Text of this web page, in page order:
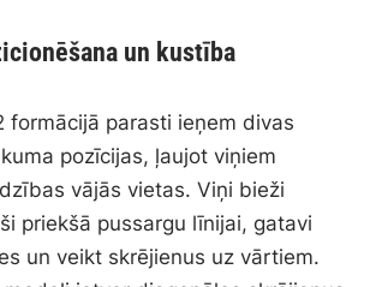
un kustība
formācijā parasti ieņem divas
pozīcijas, ļaujot viņiem
vājās vietas. Viņi bieži
priekšā pussargu līnijai, gatavi
un veikt skrējienus uz vārtiem.